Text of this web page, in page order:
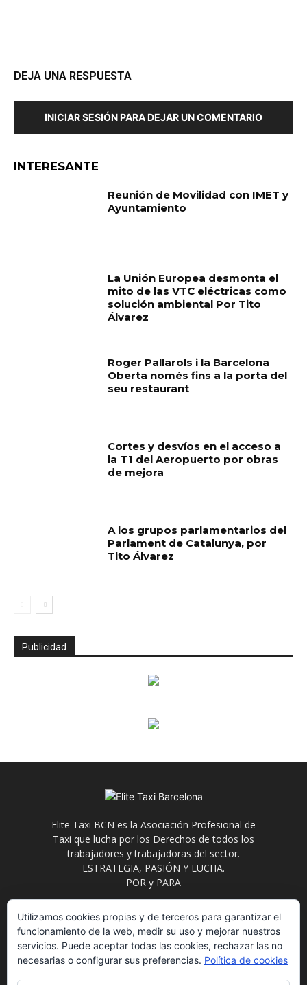
DEJA UNA RESPUESTA
INICIAR SESIÓN PARA DEJAR UN COMENTARIO
INTERESANTE
Reunión de Movilidad con IMET y
Ayuntamiento
La Unión Europea desmonta el
mito de las VTC eléctricas como
solución ambiental Por Tito
Álvarez
Roger Pallarols i la Barcelona
Oberta només fins a la porta del
seu restaurant
Cortes y desvíos en el acceso a
la T1 del Aeropuerto por obras
de mejora
A los grupos parlamentarios del
Parlament de Catalunya, por
Tito Álvarez
Publicidad
Elite Taxi BCN es la Asociación Profesional de
Taxi que lucha por los Derechos de todos los
trabajadores y trabajadoras del sector.
ESTRATEGIA, PASIÓN Y LUCHA.
POR y PARA
Contáctanos: info@elitetaxi.taxi
Utilizamos cookies propias y de terceros para garantizar el
funcionamiento de la web, medir su uso y mejorar nuestros
servicios. Puede aceptar todas las cookies, rechazar las no
necesarias o configurar sus preferencias. Política de cookies